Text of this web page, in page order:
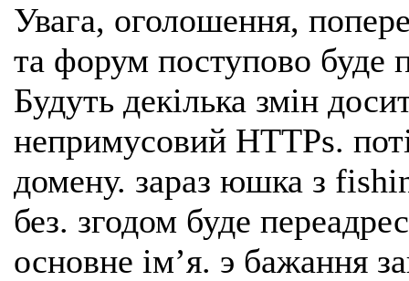
Увага, оголошення,
та форум поступово буде
Будуть декілька змін
непримусовий HTTPs.
домену. зараз юшка з
без. згодом буде
основне імʼя. э бажання